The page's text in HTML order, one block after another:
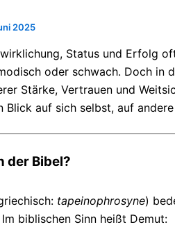
2025
Status und Erfolg
oder schwach. Doch in
Stärke, Vertrauen und
Blick auf sich selbst, auf
der Bibel?
tapeinophrosyne)
biblischen Sinn heißt Demut: